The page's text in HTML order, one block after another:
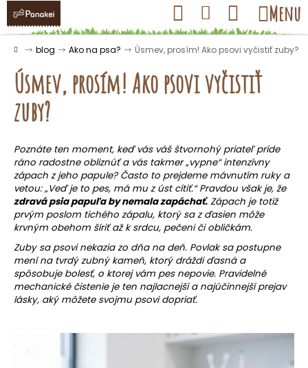
Prejsť
obsah
Hľadať Prihlásenie
Nákupný
košík
Menu
Domov
blog Ako na psa? Úsmev, prosím! Ako psovi vyčistiť zuby?
Úsmev, prosím! Ako psovi vyčistiť
zuby?
Poznáte ten moment, keď vás váš štvornohý priateľ príde
ráno radostne obliznúť a vás takmer „vypne“ intenzívny
zápach z jeho papule? Často to prejdeme mávnutím ruky a
vetou: „Veď je to pes, má mu z úst cítiť.“ Pravdou však je, že
zdravá psia papuľa by nemala zapáchať. Zápach je totiž
prvým poslom tichého zápalu, ktorý sa z ďasien môže
krvným obehom šíriť až k srdcu, pečeni či obličkám.
Zuby sa psovi nekazia zo dňa na deň. Povlak sa postupne
mení na tvrdý zubný kameň, ktorý dráždi ďasná a
spôsobuje bolesť, o ktorej vám pes nepovie. Pravidelné
mechanické čistenie je ten najlacnejší a najúčinnejší prejav
lásky, aký môžete svojmu psovi dopriať.
K
o Späť
Späť
o
p
o
t
r
e
b
u
j
e